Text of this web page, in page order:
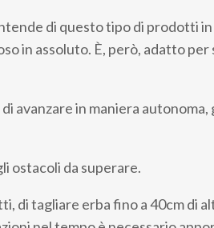
di questo tipo di prodotti
in assoluto. È, però, adatto per
avanzare in maniera autonoma,
ostacoli da superare.
di tagliare erba fino a 40cm di